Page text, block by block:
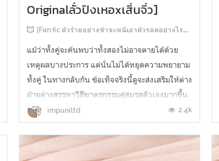
Originalลั่วปิงเหอxเสิ่นจิ่ว]
[Fan fic ตัวร้ายอย่างข้าจะหนีเอาตัวรอดอย่างไรดี]
แม้ว่าทั้งคู่จะค้นพบว่าทั้งสองไม่อาจตายได้ด้วย
เหตุผลบางประการ แต่นั่นไม่ได้หยุดความพยายาม
ทั้งคู่ ในทางกลับกัน ข้อเท็จจริงนี้ดูจะส่งเสริมให้ต่าง
ฝ่ายต่างสรรหาวิธีฆาตรกรรมคู่สมรสตัวเองมากขึ้น
ราวกับจะเย้ยโชคชะตา หรืออาจแค่หาที่ระบาย
ความรู้สึกที่มีต่ออีกฝ่าย เสิ่นชิงชิวสบตากับผู้ที่กำลัง
จะเป็นสามี...
impuniltd 2.4k